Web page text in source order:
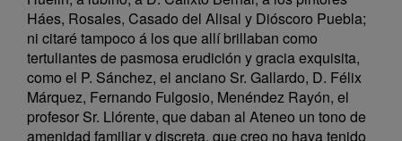
Háes, Rosales, Casado del Alisal y Dióscoro Puebla;
ni citaré tampoco á los que allí brillaban como
tertuliantes de pasmosa erudición y gracia exquisita,
como el P. Sánchez, el anciano Sr. Gallardo, D. Félix
Márquez, Fernando Fulgosio, Menéndez Rayón, el
profesor Sr. Llórente, que daban al Ateneo un tono de
amenidad familiar y discreta, que creo no haya tenido